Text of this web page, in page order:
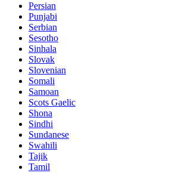
Persian
Punjabi
Serbian
Sesotho
Sinhala
Slovak
Slovenian
Somali
Samoan
Scots Gaelic
Shona
Sindhi
Sundanese
Swahili
Tajik
Tamil